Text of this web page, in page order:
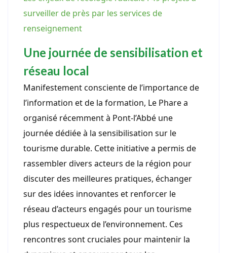
surveiller de près par les services de
renseignement
Une journée de sensibilisation et
réseau local
Manifestement consciente de l’importance de
l’information et de la formation, Le Phare a
organisé récemment à Pont-l’Abbé une
journée dédiée à la sensibilisation sur le
tourisme durable. Cette initiative a permis de
rassembler divers acteurs de la région pour
discuter des meilleures pratiques, échanger
sur des idées innovantes et renforcer le
réseau d’acteurs engagés pour un tourisme
plus respectueux de l’environnement. Ces
rencontres sont cruciales pour maintenir la